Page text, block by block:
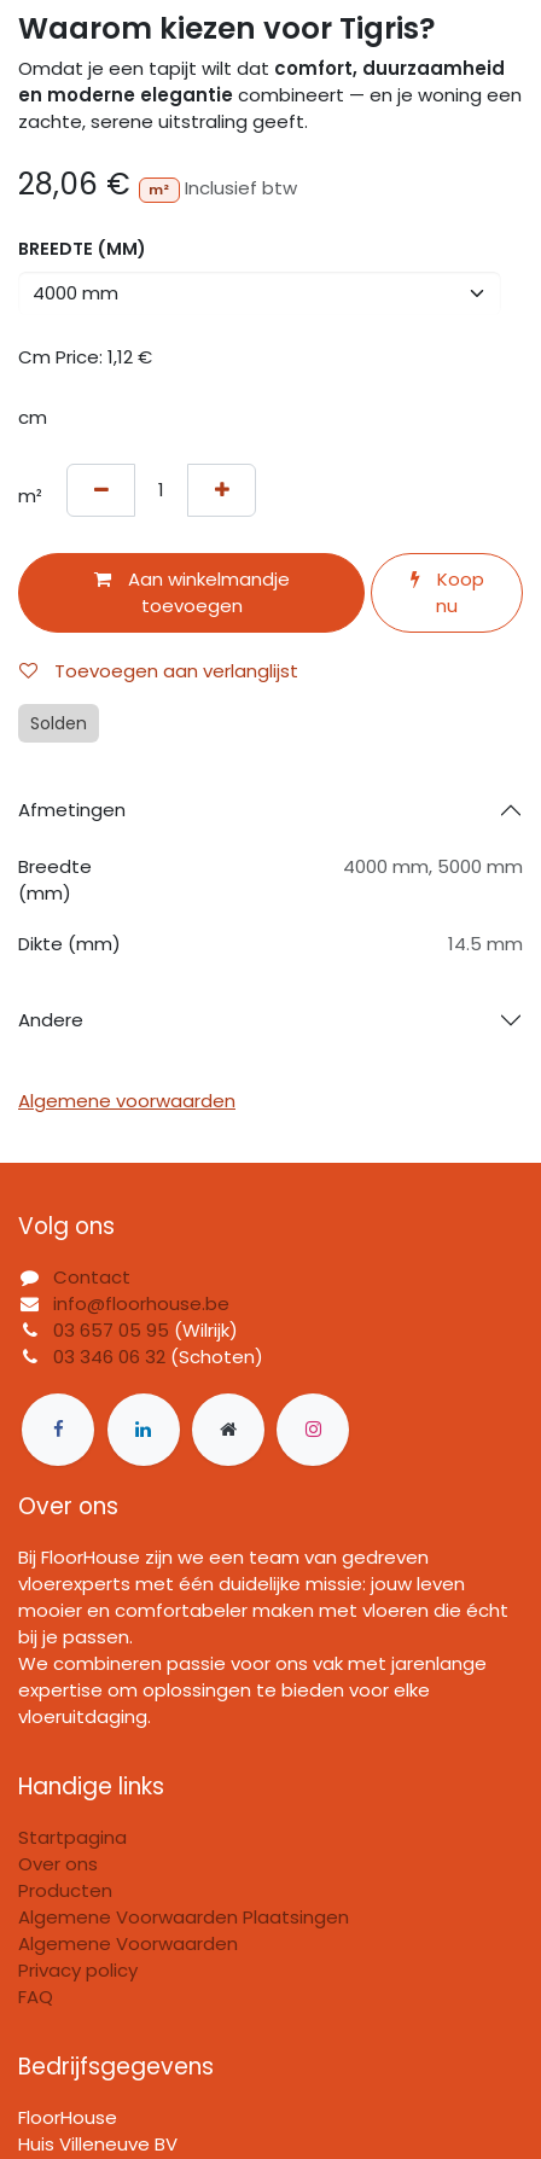
Waarom kiezen voor Tigris?
Omdat je een tapijt wilt dat comfort, duurzaamheid
en moderne elegantiecombineert — en je woning een
zachte, serene uitstraling geeft.
28,06 € m² Inclusief btw
BREEDTE (MM)
Cm Price: 1,12€
cm
m²
Aan winkelmandje
toevoegen
Koop
nu
Toevoegen aan verlanglijst
Solden
Afmetingen
Breedte
(mm)
4000 mm, 5000 mm
Dikte (mm) 14.5 mm
Andere
Algemene voorwaarden
Volg ons
Contact
info@floorhouse.be
03 657 05 95 (Wilrijk)
03 346 06 32 (Schoten)
Over ons
Bij FloorHouse zijn we een team van gedreven
vloerexperts met één duidelijke missie: jouw leven
mooier en comfortabeler maken met vloeren die écht
bij je passen.
We combineren passie voor ons vak met jarenlange
expertise om oplossingen te bieden voor elke
vloeruitdaging.
Handige links
Startpagina
Over ons
Producten
Algemene Voorwaarden Plaatsingen
Algemene Voorwaarden
Privacy policy
FAQ
Bedrijfsgegevens
FloorHouse
Huis Villeneuve BV​